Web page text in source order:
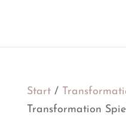
Start/
Transformation